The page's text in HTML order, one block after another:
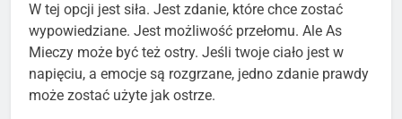
W tej opcji jest siła. Jest zdanie, które chce zostać
wypowiedziane. Jest możliwość przełomu. Ale As
Mieczy może być też ostry. Jeśli twoje ciało jest w
napięciu, a emocje są rozgrzane, jedno zdanie prawdy
może zostać użyte jak ostrze.